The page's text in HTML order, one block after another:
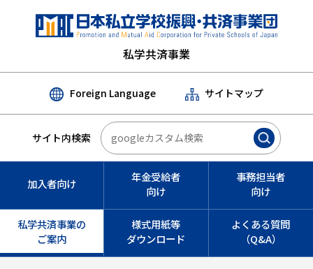
私学共済事業
Foreign Language サイトマップ
サイト内検索
加入者向け
年金受給者
向け
事務担当者
向け
私学共済事業の
ご案内
様式用紙等
ダウンロード
よくある質問
（Q&A）